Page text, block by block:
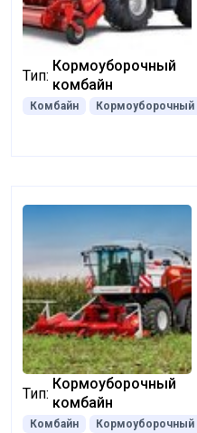
Тип:
Кормоуборочный
комбайн
Комбайн Кормоуборочный
Тип:
Кормоуборочный
комбайн
Комбайн Кормоуборочный